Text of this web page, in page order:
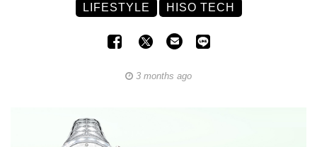
LIFESTYLE HISO TECH
3 months ago